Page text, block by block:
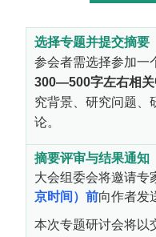
选择专题并提交摘要
参会者需选择参加一
300—500字左右相
究背景、研究问题、
论。
摘要评审与结果通知
大会组委会将邀请
京时间）前向作者发
本次专题研讨会将以